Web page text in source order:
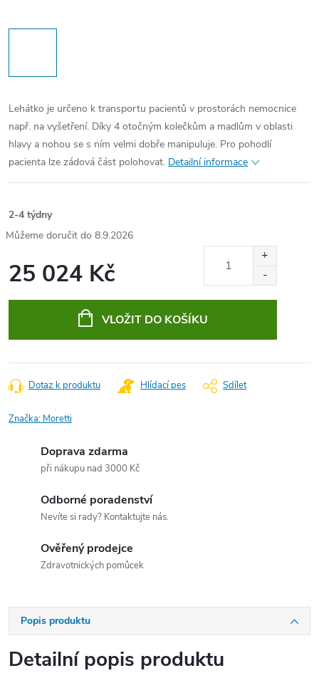
Lehátko je určeno k transportu pacientů v prostorách nemocnice
např. na vyšetření. Díky 4 otočným kolečkům a madlům v oblasti
hlavy a nohou se s ním velmi dobře manipuluje. Pro pohodlí
pacienta lze zádová část polohovat. Detailní informace
2-4 týdny
8.9.2026
25 024 Kč
VLOŽIT DO KOŠÍKU
Dotaz k produktu Hlídací pes Sdílet
Značka: Moretti
Doprava zdarma
při nákupu nad 3000 Kč
Odborné poradenství
Nevíte si rady? Kontaktujte nás.
Ověřený prodejce
Zdravotnických pomůcek
Popis produktu
Detailní popis produktu